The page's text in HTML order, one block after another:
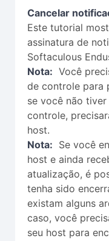
Cancelar
Este tutorial
assinatura de
Softaculous
Nota: Você
de controle para
se você não
controle,
host.
Nota: Se você
host e ainda
atualização, é
tenha sido
existam alguns
caso, você
seu host para